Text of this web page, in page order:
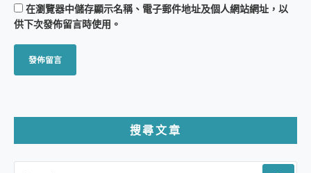
在瀏覽器中儲存顯示名稱、電子郵件地址及個人網站網址，以
供下次發佈留言時使用。
搜尋文章